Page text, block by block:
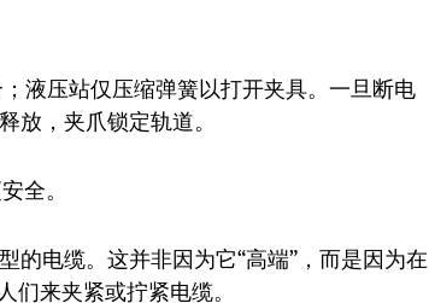
液压站仅压缩弹簧以打开夹具。一旦断电
放，夹爪锁定轨道。
全。
的电缆。这并非因为它“高端”，而是因为在
来夹紧或拧紧电缆。